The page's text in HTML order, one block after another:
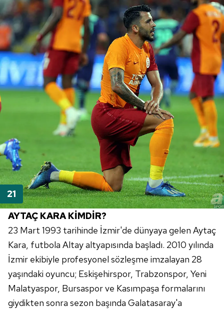
AYTAÇ KARA KİMDİR?
23 Mart 1993 tarihinde İzmir'de dünyaya gelen Aytaç
Kara, futbola Altay altyapısında başladı. 2010 yılında
İzmir ekibiyle profesyonel sözleşme imzalayan 28
yaşındaki oyuncu; Eskişehirspor, Trabzonspor, Yeni
Malatyaspor, Bursaspor ve Kasımpaşa formalarını
giydikten sonra sezon başında Galatasaray'a